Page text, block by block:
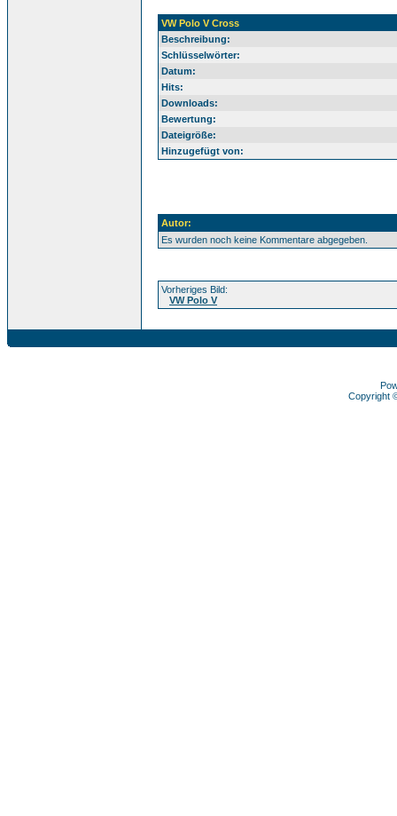
VW Polo V Cross
Beschreibung:
Schlüsselwörter:
Datum:
Hits:
Downloads:
Bewertung:
Dateigröße:
Hinzugefügt von:
Autor:
Es wurden noch keine Kommentare abgegeben.
Vorheriges Bild:
VW Polo V
Copyright